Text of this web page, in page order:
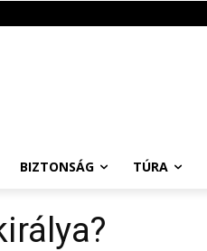
BIZTONSÁG TÚRA